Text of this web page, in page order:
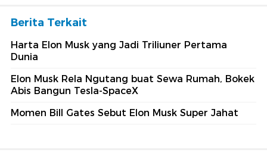
Berita Terkait
Harta Elon Musk yang Jadi Triliuner Pertama
Dunia
Elon Musk Rela Ngutang buat Sewa Rumah, Bokek
Abis Bangun Tesla-SpaceX
Momen Bill Gates Sebut Elon Musk Super Jahat